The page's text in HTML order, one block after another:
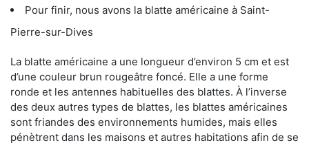
Pour finir, nous avons la blatte américaine à Saint-
Pierre-sur-Dives
La blatte américaine a une longueur d’environ 5 cm et est
d’une couleur brun rougeâtre foncé. Elle a une forme
ronde et les antennes habituelles des blattes. À l’inverse
des deux autres types de blattes, les blattes américaines
sont friandes des environnements humides, mais elles
pénètrent dans les maisons et autres habitations afin de se